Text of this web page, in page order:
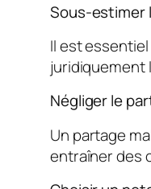
Sous-estimer
Il est
juridiquement
Négliger le
Un partage
entraîner des